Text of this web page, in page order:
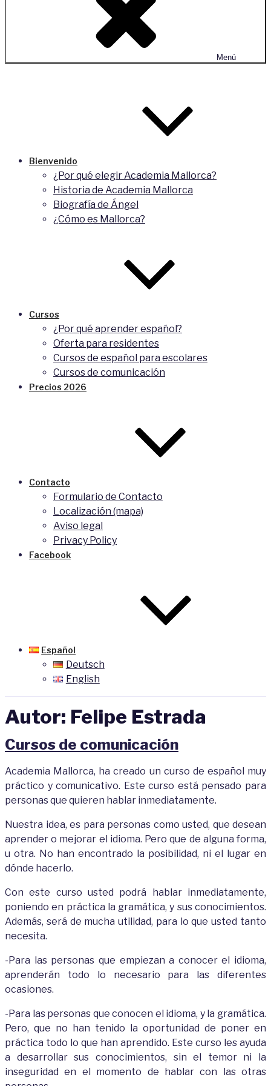
Menú
Bienvenido
¿Por qué elegir Academia Mallorca?
Historia de Academia Mallorca
Biografía de Ángel
¿Cómo es Mallorca?
Cursos
¿Por qué aprender español?
Oferta para residentes
Cursos de español para escolares
Cursos de comunicación
Precios 2026
Contacto
Formulario de Contacto
Localización (mapa)
Aviso legal
Privacy Policy
Facebook
Español
Deutsch
English
Autor: Felipe Estrada
Cursos de comunicación
Academia Mallorca, ha creado un curso de español muy
práctico y comunicativo. Este curso está pensado para
personas que quieren hablar inmediatamente.
Nuestra idea, es para personas como usted, que desean
aprender o mejorar el idioma. Pero que de alguna forma,
u otra. No han encontrado la posibilidad, ni el lugar en
dónde hacerlo.
Con este curso usted podrá hablar inmediatamente,
poniendo en práctica la gramática, y sus conocimientos.
Además, será de mucha utilidad, para lo que usted tanto
necesita.
-Para las personas que empiezan a conocer el idioma,
aprenderán todo lo necesario para las diferentes
ocasiones.
-Para las personas que conocen el idioma, y la gramática.
Pero, que no han tenido la oportunidad de poner en
práctica todo lo que han aprendido. Este curso les ayuda
a desarrollar sus conocimientos, sin el temor ni la
inseguridad en el momento de hablar con las otras